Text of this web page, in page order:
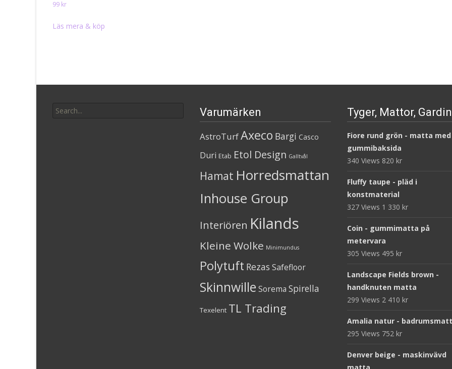
99 kr
Läs mera & köp
for:
Varumärken
AstroTurfAxeco Bargi Casco
Duri Etab Etol Design Galltvål
Hamat Horredsmattan
Inhouse Group
Interiören Kilands
Kleine Wolke Minimundus
Polytuft Rezas Safefloor
Skinnwille Sorema Spirella
Texelent TL Trading
Tyger, Mattor,
Fiore rund grön - matta med
gummibaksida
340 Views 820 kr
Fluffy taupe - pläd i
konstmaterial
327 Views 1 330 kr
Coin - gummimatta på
metervara
305 Views 495 kr
Landscape Fields brown -
handknuten matta
299 Views 2 410 kr
Amalia natur -
295 Views 752 kr
Denver beige - maskinvävd